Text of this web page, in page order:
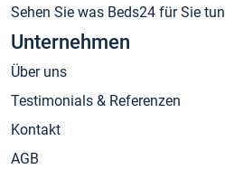
Sehen Sie was Beds24 für Sie
Unternehmen
Über uns
Testimonials & Referenzen
Kontakt
AGB